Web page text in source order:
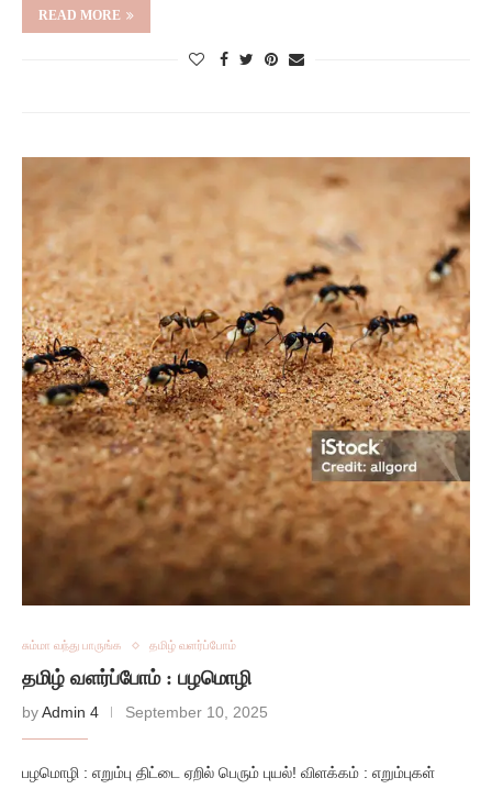
READ MORE
சும்மா வந்து பாருங்க தமிழ் வளர்ப்போம்
தமிழ் வளர்ப்போம் : பழமொழி
byAdmin 4 September 10, 2025
பழமொழி : எறும்பு திட்டை ஏறில் பெரும் புயல்! விளக்கம் : எறும்புகள்